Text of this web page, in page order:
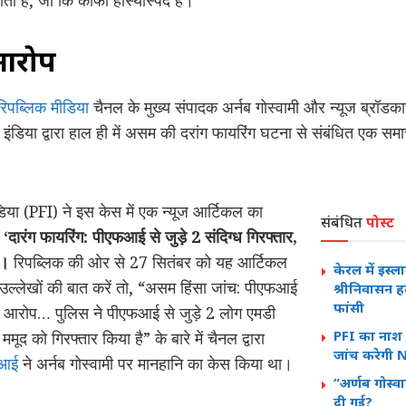
मीडियाचैनल के मुख्य संपादक अर्नब गोस्वामी और न्यूज
द्वारा हाल ही में असम की दरांग फायरिंग घटना से संबंधित एक
संबंधितपोस्ट
केरल में
फांसी
PFI का नाश
जांच करेगी
“अर्णब
दी गई?
(PFI) ने इस केस में एक न्यूज आर्टिकल का
‘दारंग फायरिंग: पीएफआई से जुड़े 2 संदिग्ध गिरफ्तार,
रिपब्लिक की ओर से 27 सितंबर को यह आर्टिकल
की बात करें तो, “असम हिंसा जांच: पीएफआई
पुलिस ने पीएफआई से जुड़े 2 लोग एमडी
को गिरफ्तार किया है” के बारे में चैनल द्वारा
ने अर्नब गोस्वामी पर मानहानि का केस किया था।